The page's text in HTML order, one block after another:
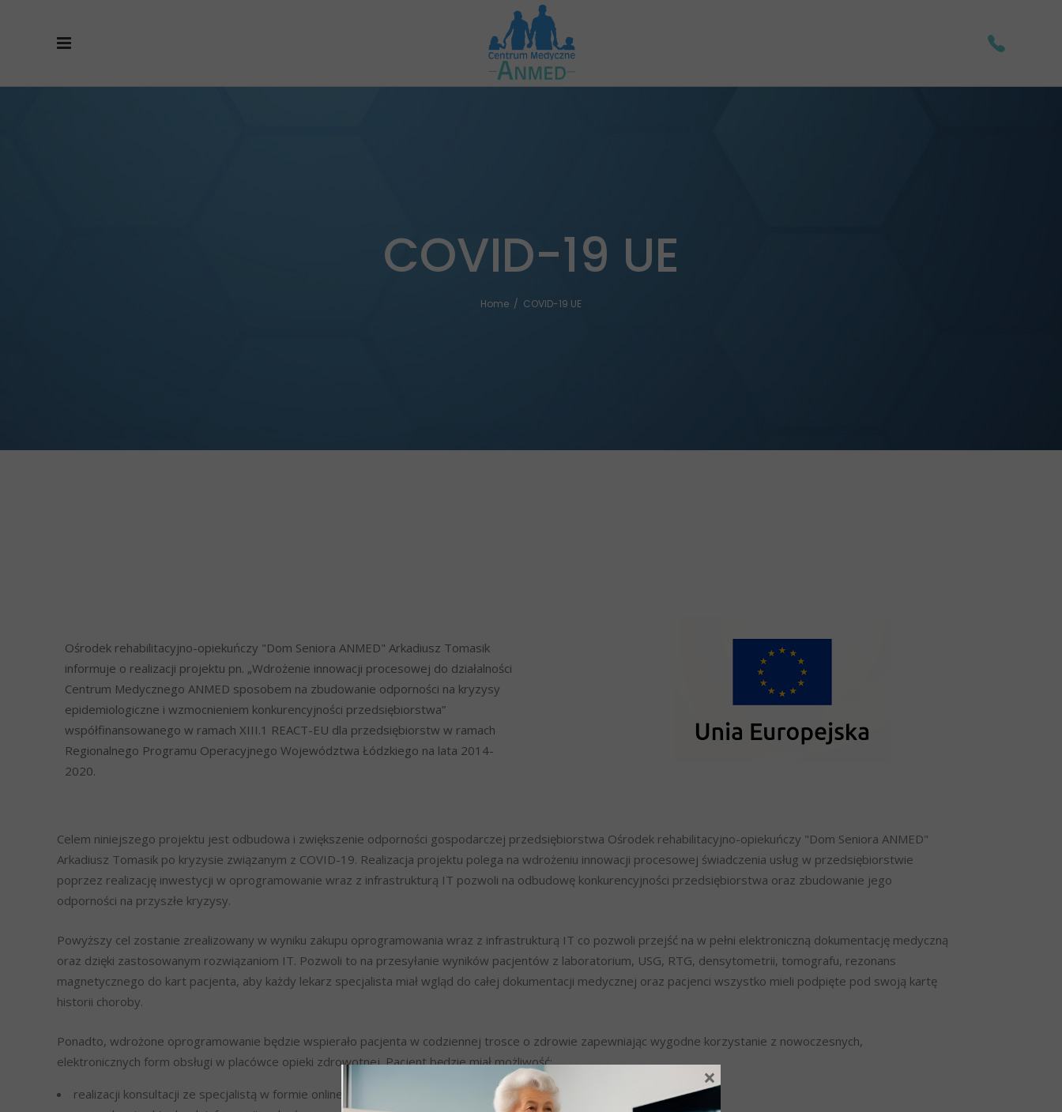
COVID-19 UE
Home / COVID-19 UE
Ośrodek rehabilitacyjno-opiekuńczy "Dom Seniora ANMED" Arkadiusz Tomasik
informuje o realizacji projektu pn. „Wdrożenie innowacji procesowej do działalności
Centrum Medycznego ANMED sposobem na zbudowanie odporności na kryzysy
epidemiologiczne i wzmocnieniem konkurencyjności przedsiębiorstwa”
współfinansowanego w ramach XIII.1 REACT-EU dla przedsiębiorstw w ramach
Regionalnego Programu Operacyjnego Województwa Łódzkiego na lata 2014-
2020.
Celem niniejszego projektu jest odbudowa i zwiększenie odporności gospodarczej przedsiębiorstwa Ośrodek rehabilitacyjno-opiekuńczy "Dom Seniora ANMED"
Arkadiusz Tomasik po kryzysie związanym z COVID-19. Realizacja projektu polega na wdrożeniu innowacji procesowej świadczenia usług w przedsiębiorstwie
poprzez realizację inwestycji w oprogramowanie wraz z infrastrukturą IT pozwoli na odbudowę konkurencyjności przedsiębiorstwa oraz zbudowanie jego
odporności na przyszłe kryzysy.
Powyższy cel zostanie zrealizowany w wyniku zakupu oprogramowania wraz z infrastrukturą IT co pozwoli przejść na w pełni elektroniczną dokumentację medyczną
oraz dzięki zastosowanym rozwiązaniom IT. Pozwoli to na przesyłanie wyników pacjentów z laboratorium, USG, RTG, densytometrii, tomografu, rezonans
magnetycznego do kart pacjenta, aby każdy lekarz specjalista miał wgląd do całej dokumentacji medycznej oraz pacjenci wszystko mieli podpięte pod swoją kartę
historii choroby.
Ponadto, wdrożone oprogramowanie będzie wspierało pacjenta w codziennej trosce o zdrowie zapewniając wygodne korzystanie z nowoczesnych,
elektronicznych form obsługi w placówce opieki zdrowotnej. Pacjent będzie miał możliwość:
realizacji konsultacji ze specjalistą w formie online,
×